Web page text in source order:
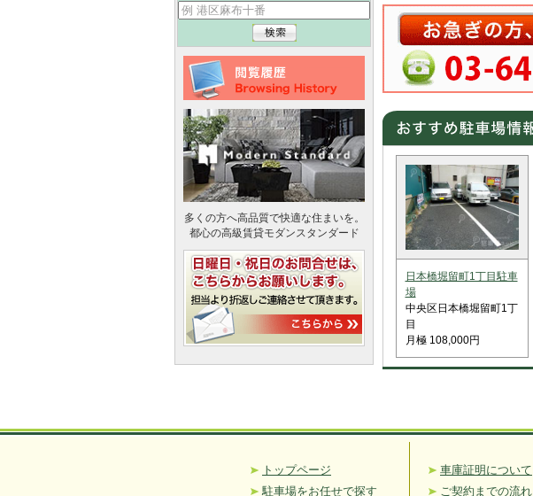
多くの方へ高品質で快適な住まいを。
都心の高級賃貸モダンスタンダード
日本橋堀留町1丁目駐車
場
中央区日本橋堀留町1丁
目
月極 108,000円
トップページ
駐車場をお任せで探す
車庫証明について
ご契約までの流れ